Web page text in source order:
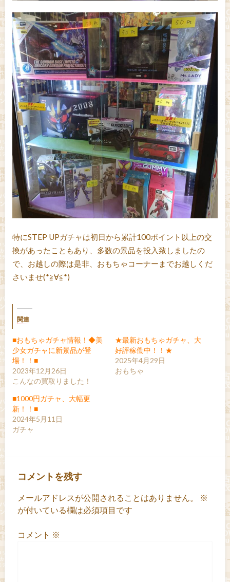
特にSTEP UPガチャは初日から累計100ポイント以上の交
換があったこともあり、多数の景品を投入致しましたの
で、お越しの際は是非、おもちゃコーナーまでお越しくだ
さいませ(*≧∀≦*)
関連
■おもちゃガチャ情報！◆美
少女ガチャに新景品が登
場！！■
2023年12月26日
こんなの買取りました！
★最新おもちゃガチャ、大
好評稼働中！！★
2025年4月29日
おもちゃ
■1000円ガチャ、大幅更
新！！■
2024年5月11日
ガチャ
コメントを残す
メールアドレスが公開されることはありません。
※
が付いている欄は必須項目です
コメント ※